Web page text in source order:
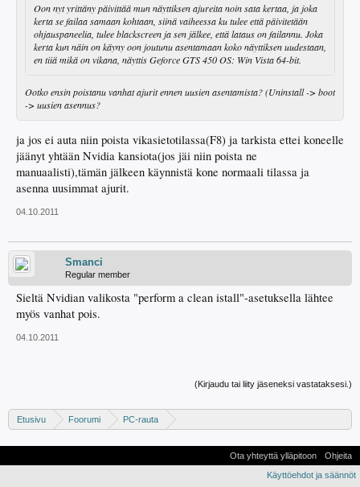
Oon nyt yrittäny päivittää mun näyttiksen ajureita noin sata kertaa, ja joka
kerta se failaa samaan kohtaan, siinä vaiheessa ku tulee että päivitetään
ohjauspaneelia, tulee blackscreen ja sen jälkee, että lataus on failannu. Joka
kerta kun näin on käyny oon joutunu asentamaan koko näyttiksen uudestaan,
en tiiä mikä on vikana, näyttis Geforce GTS 450 OS: Win Vista 64-bit.
Ootko ensin poistanu vanhat ajurit ennen uusien asentamista? (Uninstall -> boot
-> uusien asennus?
ja jos ei auta niin poista vikasietotilassa(F8) ja tarkista ettei koneelle
jäänyt yhtään Nvidia kansiota(jos jäi niin poista ne
manuaalisti),tämän jälkeen käynnistä kone normaali tilassa ja
asenna uusimmat ajurit.
04.10.2011
Smanci
Regular member
Sieltä Nvidian valikosta "perform a clean istall"-asetuksella lähtee
myös vanhat pois.
04.10.2011
(Kirjaudu tai liity jäseneksi vastataksesi.)
Etusivu Foorumi
PC-rauta
Ota yhteyttä ylläpitoon
Ohjeita
Käyttöehdot ja säännöt